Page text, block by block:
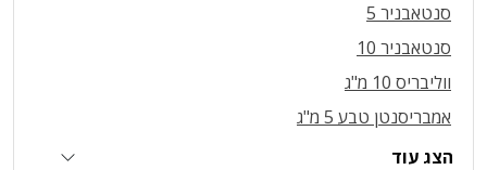
סנטאבניר 5
סנטאבניר 10
ווליבריס 10 מ"ג
אמבריסנטן טבע 5 מ"ג
הצג עוד